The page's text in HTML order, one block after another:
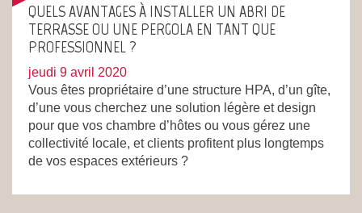
QUELS AVANTAGES À INSTALLER UN ABRI DE
TERRASSE OU UNE PERGOLA EN TANT QUE
PROFESSIONNEL ?
jeudi 9 avril 2020
Vous êtes propriétaire d’une structure HPA, d’un gîte,
d’une vous cherchez une solution légère et design
pour que vos chambre d’hôtes ou vous gérez une
collectivité locale, et clients profitent plus longtemps
de vos espaces extérieurs ?